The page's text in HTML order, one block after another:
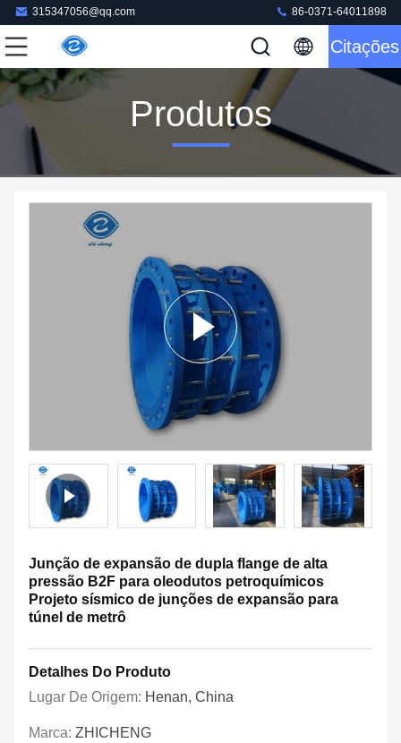
315347056@qq.com 86-0371-64011898
Citações
Produtos
Junção de expansão de dupla flange de alta
pressão B2F para oleodutos petroquímicos
Projeto sísmico de junções de expansão para
túnel de metrô
Detalhes Do Produto
Lugar De Origem: Henan, China
Marca: ZHICHENG